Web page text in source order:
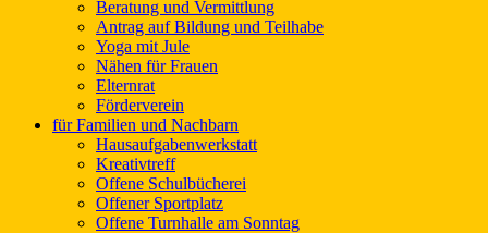
Beratung und Vermittlung
Antrag auf Bildung und Teilhabe
Yoga mit Jule
Nähen für Frauen
Elternrat
Förderverein
für Familien und Nachbarn
Hausaufgabenwerkstatt
Kreativtreff
Offene Schulbücherei
Offener Sportplatz
Offene Turnhalle am Sonntag